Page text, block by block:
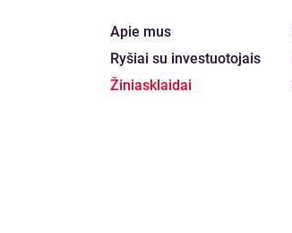
Apie mus
Ryšiai su investuotojais
Žiniasklaidai